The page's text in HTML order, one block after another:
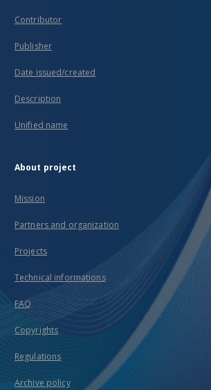
Contributor
Publisher
Date issued/created
Description
Unified name
About project
Mission
Partners and organization
Projects
Technical informations
FAQ
Copyrights
Regulations
Archive policy